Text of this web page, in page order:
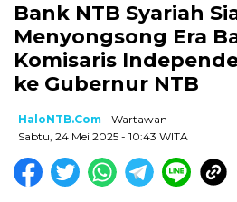
Bank NTB Syariah
Menyongsong Era
Komisaris
ke Gubernur NTB
HaloNTB.com - Wartawan
Sabtu, 24 Mei 2025 - 10:43 WITA